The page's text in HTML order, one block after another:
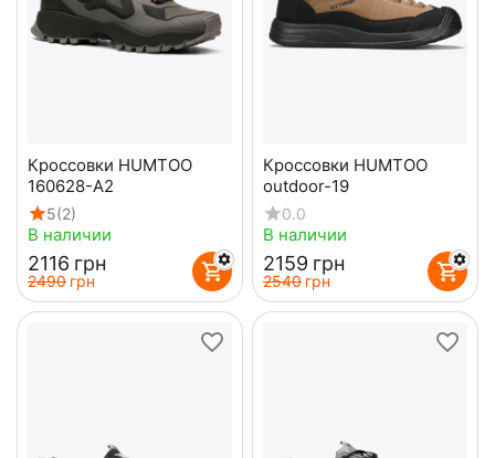
Кроссовки HUMTOO
160628-А2
5(2)
В наличии
‍2116‍ грн
‍2490‍ грн
Кроссовки HUMTOO
outdoor-19
0.0
В наличии
‍2159‍ грн
‍2540‍ грн